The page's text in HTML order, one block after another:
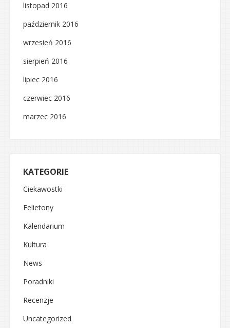
listopad 2016
październik 2016
wrzesień 2016
sierpień 2016
lipiec 2016
czerwiec 2016
marzec 2016
KATEGORIE
Ciekawostki
Felietony
Kalendarium
Kultura
News
Poradniki
Recenzje
Uncategorized